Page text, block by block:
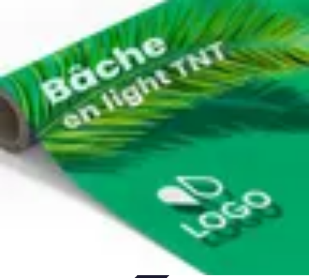
Achat et choix de remorqueGuide d'achat Entretien et SécuritéTypes
Guides pratiques
Remorque Agricole